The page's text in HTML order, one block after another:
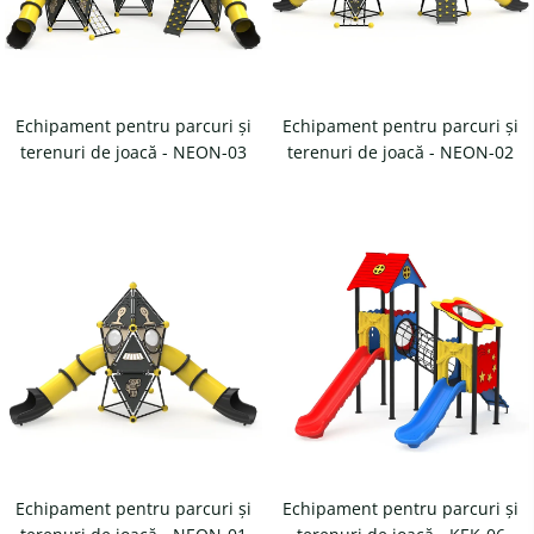
gunoi
Echipament pentru parcuri și
terenuri de joacă - NEON-03
Echipament pentru parcuri și
terenuri de joacă - NEON-02
Echipament pentru parcuri și
Echipament pentru parcuri și